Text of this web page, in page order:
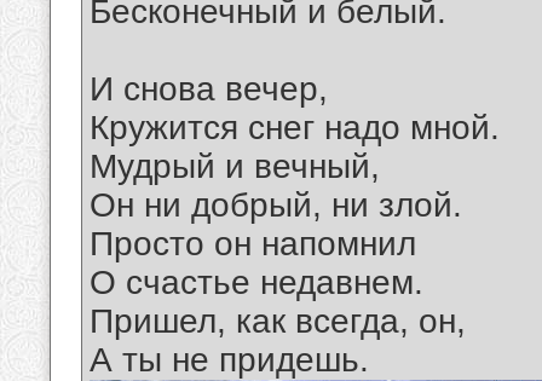
Бесконечный и белый.
И снова вечер,
Кружится снег надо мной.
Мудрый и вечный,
Он ни добрый, ни злой.
Просто он напомнил
О счастье недавнем.
Пришел, как всегда, он,
А ты не придешь.